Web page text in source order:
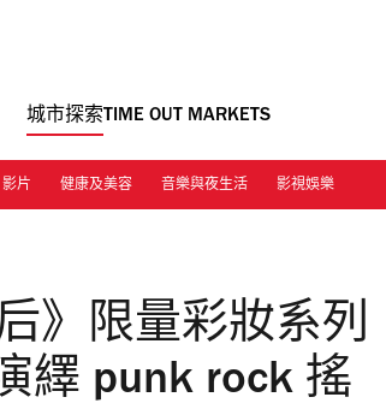
城市探索TIME OUT MARKETS
影片 健康及美容 音樂與夜生活 影視娛樂
》限量彩妝系列
繹 punk rock 搖